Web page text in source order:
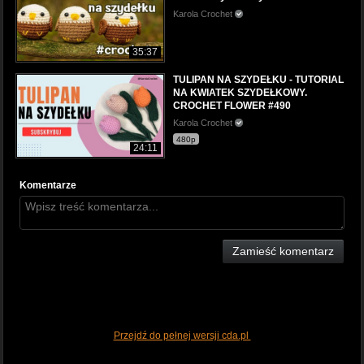
35:37
Karola Crochet
24:11
TULIPAN NA SZYDEŁKU - TUTORIAL
NA KWIATEK SZYDEŁKOWY.
CROCHET FLOWER #490
Karola Crochet
480p
Komentarze
Zamieść komentarz
Przejdź do pełnej wersji cda.pl